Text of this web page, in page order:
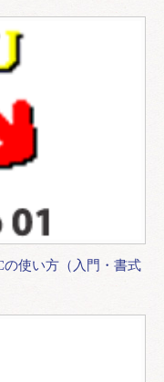
の使い方（入門・書式